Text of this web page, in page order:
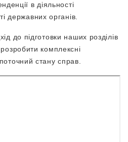
в діяльності
державних органів.
до підготовки наших розділів
комплексні
стану справ.